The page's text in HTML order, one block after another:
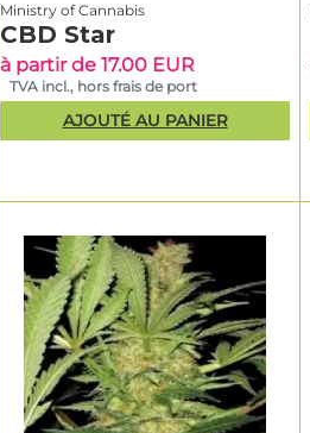
Ministry of Cannabis
CBD Star
à partir de 17.00 EUR
TVA incl., hors frais de port
AJOUTÉ AU PANIER